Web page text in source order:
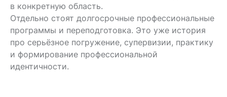
в конкретную область.
Отдельно стоят долгосрочные профессиональные
программы и переподготовка. Это уже история
про серьёзное погружение, супервизии, практику
и формирование профессиональной
идентичности.